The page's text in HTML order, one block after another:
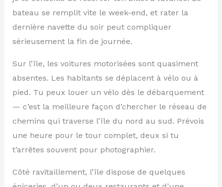
bateau se remplit vite le week-end, et rater la
dernière navette du soir peut compliquer
sérieusement la fin de journée.
Sur l’île, les voitures motorisées sont quasiment
absentes. Les habitants se déplacent à vélo ou à
pied. Tu peux louer un vélo dès le débarquement
— c’est la meilleure façon d’chercher le réseau de
chemins qui traverse l’île du nord au sud. Prévois
une heure pour le tour complet, deux si tu
t’arrêtes souvent pour photographier.
Côté ravitaillement, l’île dispose de quelques